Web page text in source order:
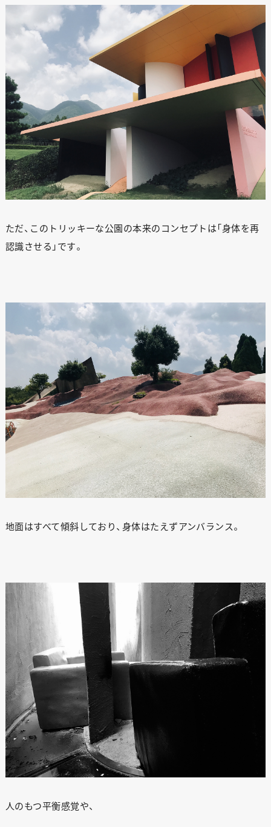
ただ、このトリッキーな公園の本来のコンセプトは「身体を再
認識させる」です。
地面はすべて傾斜しており、身体はたえずアンバランス。
人のもつ平衡感覚や、